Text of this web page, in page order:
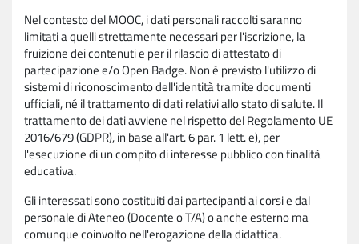
Nel contesto del MOOC, i dati personali raccolti saranno
limitati a quelli strettamente necessari per l'iscrizione, la
fruizione dei contenuti e per il rilascio di attestato di
partecipazione e/o Open Badge. Non è previsto l'utilizzo di
sistemi di riconoscimento dell'identità tramite documenti
ufficiali, né il trattamento di dati relativi allo stato di salute. Il
trattamento dei dati avviene nel rispetto del Regolamento UE
2016/679 (GDPR), in base all'art. 6 par. 1 lett. e), per
l'esecuzione di un compito di interesse pubblico con finalità
educativa.
Gli interessati sono costituiti dai partecipanti ai corsi e dal
personale di Ateneo (Docente o T/A) o anche esterno ma
comunque coinvolto nell'erogazione della didattica.